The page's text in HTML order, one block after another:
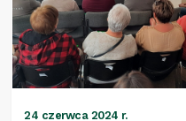
24 czerwca 2024 r.